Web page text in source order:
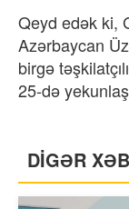
Qeyd edək ki,
Azərbaycan
birgə
25-də
DİGƏR